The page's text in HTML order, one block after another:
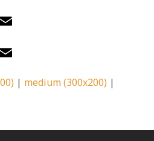
| medium (300x200) |